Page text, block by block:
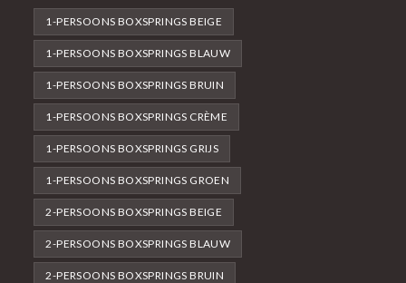
1-PERSOONS BOXSPRINGS BEIGE
1-PERSOONS BOXSPRINGS BLAUW
1-PERSOONS BOXSPRINGS BRUIN
1-PERSOONS BOXSPRINGS CRÈME
1-PERSOONS BOXSPRINGS GRIJS
1-PERSOONS BOXSPRINGS GROEN
2-PERSOONS BOXSPRINGS BEIGE
2-PERSOONS BOXSPRINGS BLAUW
2-PERSOONS BOXSPRINGS BRUIN